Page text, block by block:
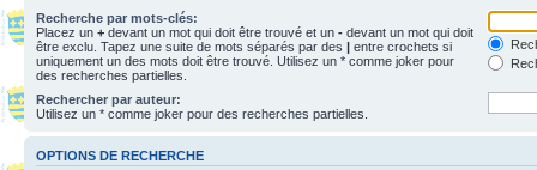
Recherche par mots-clés:
Placez un + devant un mot qui doit être trouvé et un - devant un mot qui doit
être exclu. Tapez une suite de mots séparés par des | entre crochets si
uniquement un des mots doit être trouvé. Utilisez un * comme joker pour
des recherches partielles.
Rechercher par auteur:
Utilisez un * comme joker pour des recherches partielles.
OPTIONS DE RECHERCHE